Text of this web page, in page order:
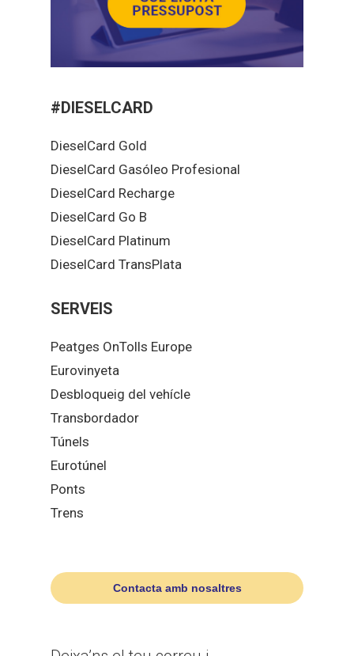
#DIESELCARD
DieselCard Gold
DieselCard Gasóleo Profesional
DieselCard Recharge
DieselCard Go B
DieselCard Platinum
DieselCard TransPlata
SERVEIS
Peatges OnTolls Europe
Eurovinyeta
Desbloqueig del vehícle
Transbordador
Túnels
Eurotúnel
Ponts
Trens
Contacta amb nosaltres